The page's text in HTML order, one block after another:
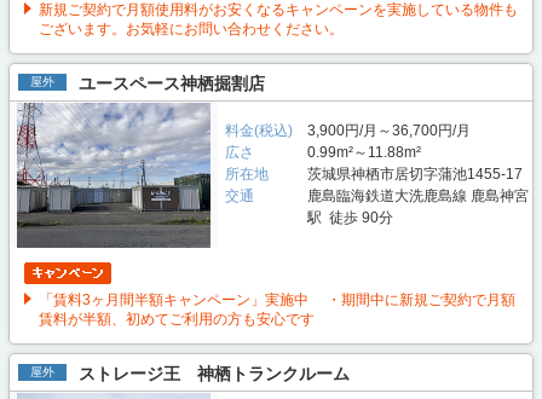
新規ご契約で月額使用料がお安くなるキャンペーンを実施している物件も
ございます。お気軽にお問い合わせください。
屋外 ユースペース神栖掘割店
料金(税込)
3,900円/月～36,700円/月
広さ
0.99m²～11.88m²
所在地
茨城県神栖市居切字蒲池1455-17
交通
鹿島臨海鉄道大洗鹿島線 鹿島神宮
駅 徒歩 90分
「賃料3ヶ月間半額キャンペーン」実施中 ・期間中に新規ご契約で月額
賃料が半額、初めてご利用の方も安心です
屋外 ストレージ王 神栖トランクルーム